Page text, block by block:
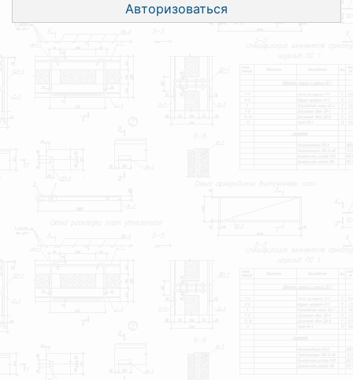
Авторизоваться